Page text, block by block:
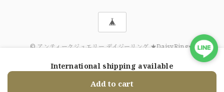
© アンティークジュエリー デイジーリング ★DaisyRing★
International shipping available
Add to cart
ショップに質問する